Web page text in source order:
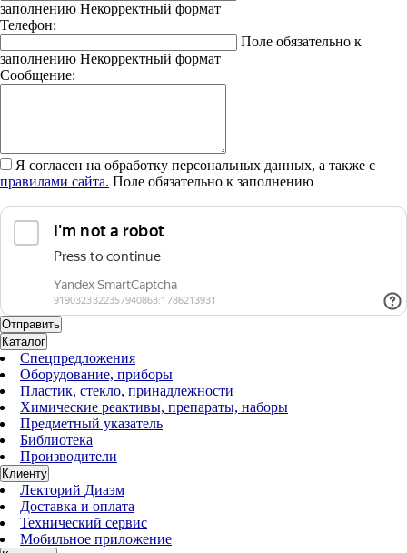
заполнению Некорректный формат
Телефон:
Поле обязательно к
заполнению Некорректный формат
Сообщение:
Я согласен на обработку персональных данных, а также с
правилами сайта. Поле обязательно к заполнению
Каталог
Спецпредложения
Оборудование, приборы
Пластик, стекло, принадлежности
Химические реактивы, препараты, наборы
Предметный указатель
Библиотека
Производители
Клиенту
Лекторий Диаэм
Доставка и оплата
Технический сервис
Мобильное приложение